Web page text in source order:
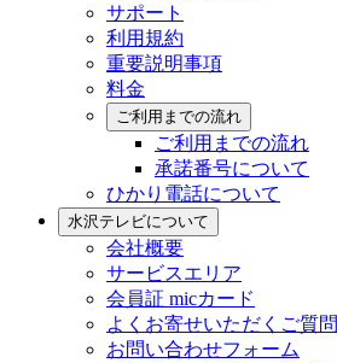
サポート
利用規約
重要説明事項
料金
ご利用までの流れ
ご利用までの流れ
承諾番号について
ひかり電話について
水沢テレビについて
会社概要
サービスエリア
会員証 micカード
よくお寄せいただくご質問
お問い合わせフォーム